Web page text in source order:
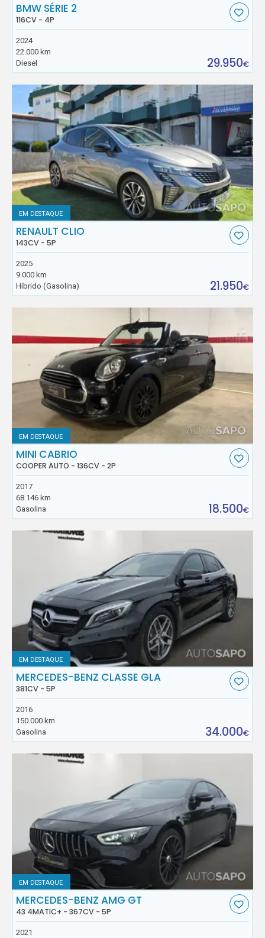
BMW SÉRIE 2
116CV - 4P
2024
22.000 km
Diesel
29.950€
EM DESTAQUE
RENAULT CLIO
143CV - 5P
2025
9.000 km
Híbrido (Gasolina)
21.950€
EM DESTAQUE
MINI CABRIO
COOPER AUTO - 136CV - 2P
2017
68.146 km
Gasolina
18.500€
EM DESTAQUE
MERCEDES-BENZ CLASSE GLA
381CV - 5P
2016
150.000 km
Gasolina
34.000€
EM DESTAQUE
MERCEDES-BENZ AMG GT
43 4MATIC+ - 367CV - 5P
2021